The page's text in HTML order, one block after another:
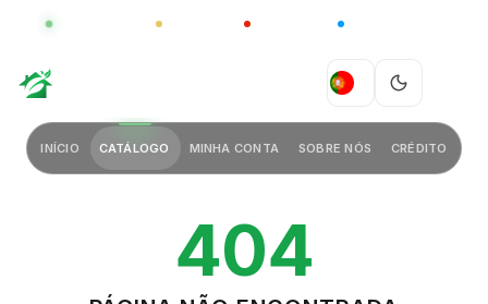
GLOBAL CHINA
PT
INÍCIO CATÁLOGO MINHA CONTA SOBRE NÓS CRÉDITO
404